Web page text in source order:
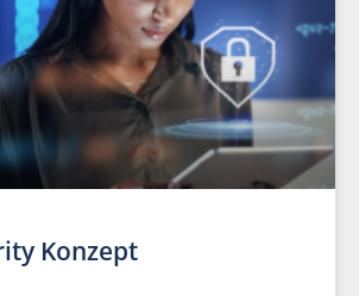
Konzept